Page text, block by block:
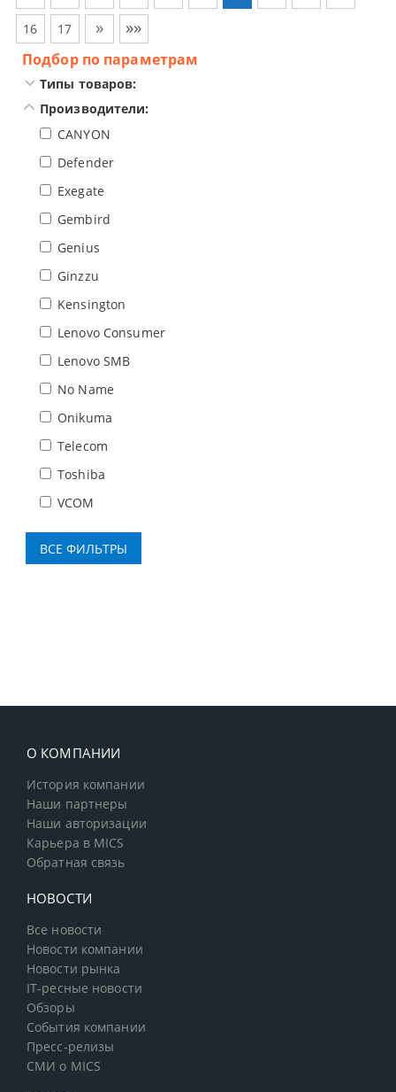
16 17 » »»
Подбор по параметрам
Типы товаров:
Производители:
CANYON
Defender
Exegate
Gembird
Genius
Ginzzu
Kensington
Lenovo Consumer
Lenovo SMB
No Name
Onikuma
Telecom
Toshiba
VCOM
О КОМПАНИИ
История компании
Наши партнеры
Наши авторизации
Карьера в MICS
Обратная связь
НОВОСТИ
Все новости
Новости компании
Новости рынка
IT-ресные новости
Обзоры
События компании
Пресс-релизы
СМИ о MICS